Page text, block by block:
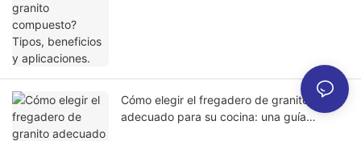
Cómo elegir el fregadero de granito
adecuado para su cocina: una guía